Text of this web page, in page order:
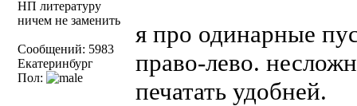
НП литературу
ничем не заменить
Сообщений: 5983
Екатеринбург
Пол:
я про одинарные
право-лево.
печатать удобней.